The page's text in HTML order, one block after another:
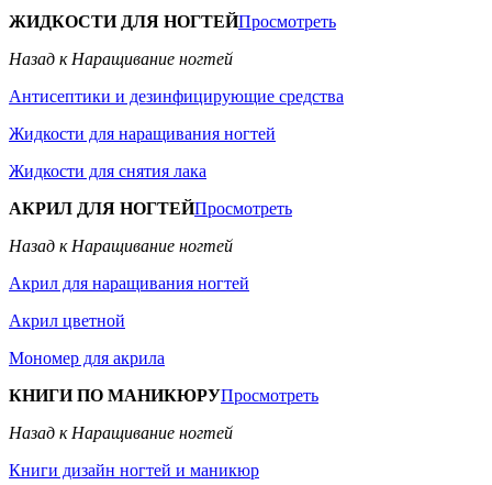
ЖИДКОСТИ ДЛЯ НОГТЕЙПросмотреть
Назад к Наращивание ногтей
Антисептики и дезинфицирующие средства
Жидкости для наращивания ногтей
Жидкости для снятия лака
АКРИЛ ДЛЯ НОГТЕЙПросмотреть
Назад к Наращивание ногтей
Акрил для наращивания ногтей
Акрил цветной
Мономер для акрила
КНИГИ ПО МАНИКЮРУПросмотреть
Назад к Наращивание ногтей
Книги дизайн ногтей и маникюр